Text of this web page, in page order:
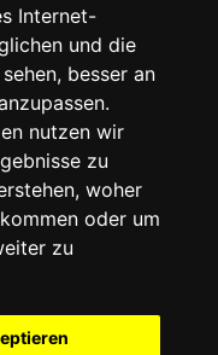
Internet-
und die
besser an
nutzen wir
zu
woher
oder um
zu
Kritik sind stets
Han Trainer
und bereiten Sie sich
chi.nesis.ch